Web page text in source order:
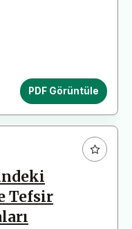
PDF Görüntüle
Tefsir